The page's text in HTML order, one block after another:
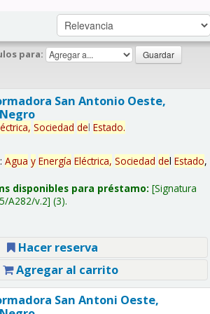
para:
San Antonio Oeste,
Sociedad del Estado.
Agua y Energía Eléctrica, Sociedad del Estado,
disponibles para préstamo: Signatura
A282/v.2 (3).
Hacer reserva
Agregar al carrito
San Antoni Oeste,